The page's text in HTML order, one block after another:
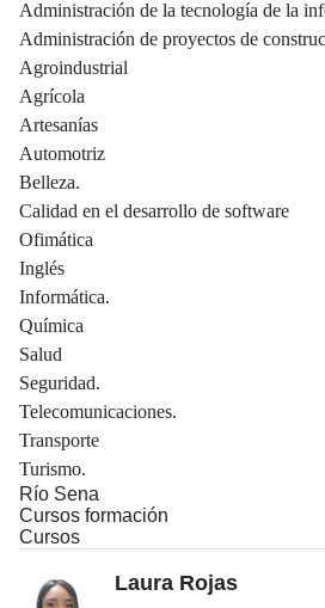
Administración de la tecnología de la
Administración de proyectos de
Agroindustrial
Agrícola
Artesanías
Automotriz
Belleza.
Calidad en el desarrollo de software
Ofimática
Inglés
Informática.
Química
Salud
Seguridad.
Telecomunicaciones.
Transporte
Turismo.
Río Sena
Cursos formación
Cursos
Laura Rojas